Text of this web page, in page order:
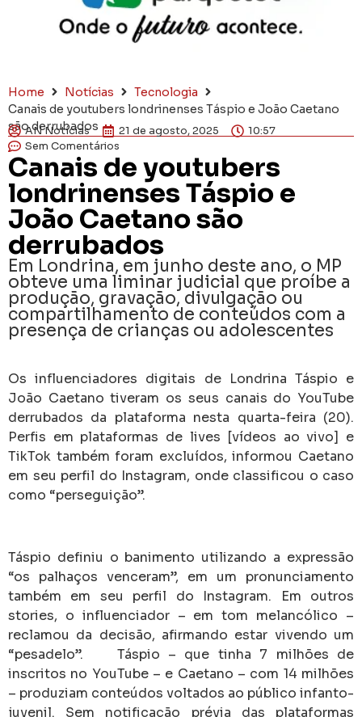
Home Notícias
Tecnologia
Canais de youtubers londrinenses Táspio e João Caetano
são derrubados
AN Notícias 21 de agosto, 2025
10:57
Sem Comentários
Canais de youtubers
londrinenses Táspio e
João Caetano são
derrubados
Em Londrina, em junho deste ano, o MP
obteve uma liminar judicial que proíbe a
produção, gravação, divulgação ou
compartilhamento de conteúdos com a
presença de crianças ou adolescentes
Os influenciadores digitais de Londrina Táspio e
João Caetano tiveram os seus canais do YouTube
derrubados da plataforma nesta quarta-feira (20).
Perfis em plataformas de lives [vídeos ao vivo] e
TikTok também foram excluídos, informou Caetano
em seu perfil do Instagram, onde classificou o caso
como “perseguição”.
Táspio definiu o banimento utilizando a expressão
“os palhaços venceram”, em um pronunciamento
também em seu perfil do Instagram. Em outros
stories, o influenciador – em tom melancólico –
reclamou da decisão, afirmando estar vivendo um
“pesadelo”. Táspio – que tinha 7 milhões de
inscritos no YouTube – e Caetano – com 14 milhões
– produziam conteúdos voltados ao público infanto-
juvenil. Sem notificação prévia das plataformas